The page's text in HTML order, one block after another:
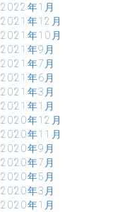
2022年1月
2021年12月
2021年10月
2021年9月
2021年7月
2021年6月
2021年3月
2021年1月
2020年12月
2020年11月
2020年9月
2020年7月
2020年5月
2020年3月
2020年1月